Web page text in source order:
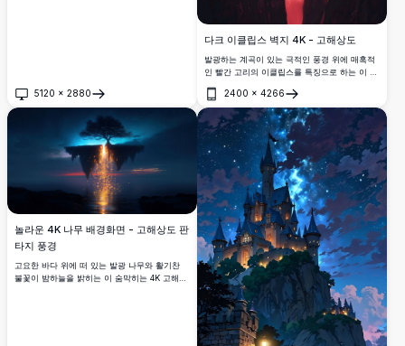
5120 × 2880
열기
다크 이클립스 벽지 4K - 고해상도
발광하는 계곡이 있는 극적인 풍경 위에 매혹적
인 빨간 고리의 이클립스를 특징으로 하는 이 놀
라운 4K 다크 이클립스 벽지에 몰입하세요. 고해
상도 화면에 완벽하며, 이 고품질 이미지는 별과
구름이 있는 초현실적인 밤하늘을 포착하여 눈
길을 끄는 데스크톱 또는 모바일 배경에 이상적
입니다. 이 매혹적인 고선명 다크 벽지로 장치의
미적 감각을 높이세요.
2400 × 4266
열기
놀라운 4K 나무 배경화면 - 고해상도 판
타지 풍경
고요한 바다 위에 떠 있는 발광 나무와 활기찬
불꽃이 밤하늘을 밝히는 이 숨막히는 4K 고해상